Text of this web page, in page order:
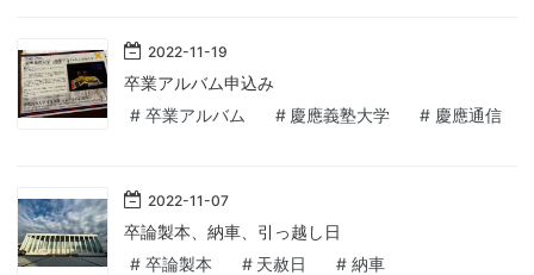
2022-11-19
卒業アルバム申込み
# 卒業アルバム # 慶應義塾大学 # 慶應通信
2022-11-07
卒論製本、納車、引っ越し日
# 卒論製本 # 天赦日 # 納車